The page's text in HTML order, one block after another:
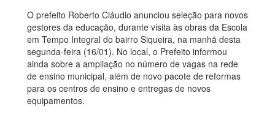
O prefeito Roberto Cláudio anunciou seleção para novos
gestores da educação, durante visita às obras da Escola
em Tempo Integral do bairro Siqueira, na manhã desta
segunda-feira (16/01). No local, o Prefeito informou
ainda sobre a ampliação no número de vagas na rede
de ensino municipal, além de novo pacote de reformas
para os centros de ensino e entregas de novos
equipamentos.